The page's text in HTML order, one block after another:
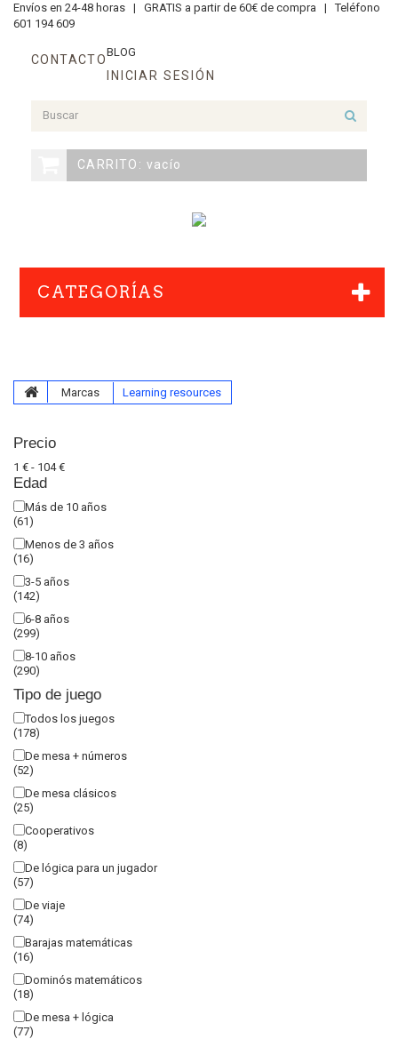
Envíos en 24-48 horas | GRATIS a partir de 60€ de compra | Teléfono
601 194 609
BLOG
CONTACTO
INICIAR SESIÓN
CARRITO: vacío
CATEGORÍAS
Marcas Learning resources
Precio
1 € - 104 €
Edad
Más de 10 años
(61)
Menos de 3 años
(16)
3-5 años
(142)
6-8 años
(299)
8-10 años
(290)
Tipo de juego
Todos los juegos
(178)
De mesa + números
(52)
De mesa clásicos
(25)
Cooperativos
(8)
De lógica para un jugador
(57)
De viaje
(74)
Barajas matemáticas
(16)
Dominós matemáticos
(18)
De mesa + lógica
(77)